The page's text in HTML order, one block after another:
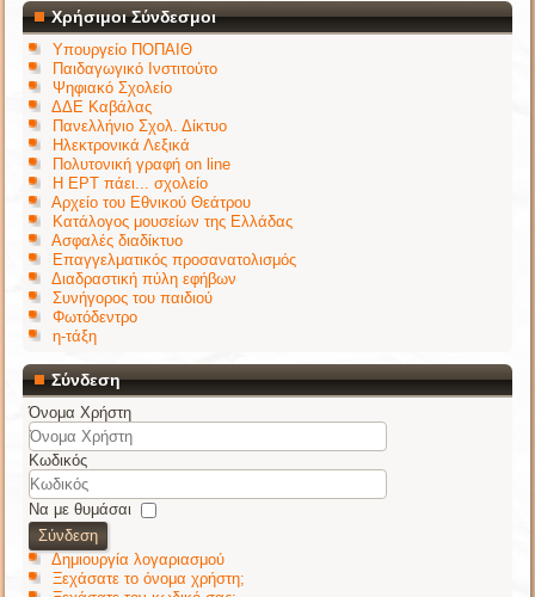
Χρήσιμοι Σύνδεσμοι
Υπουργείο ΠΟΠΑΙΘ
Παιδαγωγικό Ινστιτούτο
Ψηφιακό Σχολείο
ΔΔΕ Καβάλας
Πανελλήνιο Σχολ. Δίκτυο
Ηλεκτρονικά Λεξικά
Πολυτονική γραφή on line
Η ΕΡΤ πάει... σχολείο
Αρχείο του Εθνικού Θεάτρου
Κατάλογος μουσείων της Ελλάδας
Ασφαλές διαδίκτυο
Επαγγελματικός προσανατολισμός
Διαδραστική πύλη εφήβων
Συνήγορος του παιδιού
Φωτόδεντρο
η-τάξη
Σύνδεση
Όνομα Χρήστη
Κωδικός
Να με θυμάσαι
Σύνδεση
Δημιουργία λογαριασμού
Ξεχάσατε το όνομα χρήστη;